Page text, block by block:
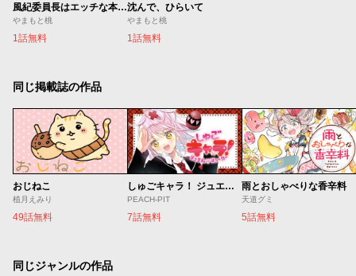
風紀委員長はエッチな本を没収したい
やまもと桃
1話無料
沈んで、ひらいて
やまもと桃
1話無料
同じ掲載誌の作品
おじねこ
植月えみり
49話無料
しゅごキャラ！ ジュエルジョーカー
PEACH-PIT
7話無料
雨とおしゃべりな香辛料
天道グミ
5話無料
同じジャンルの作品